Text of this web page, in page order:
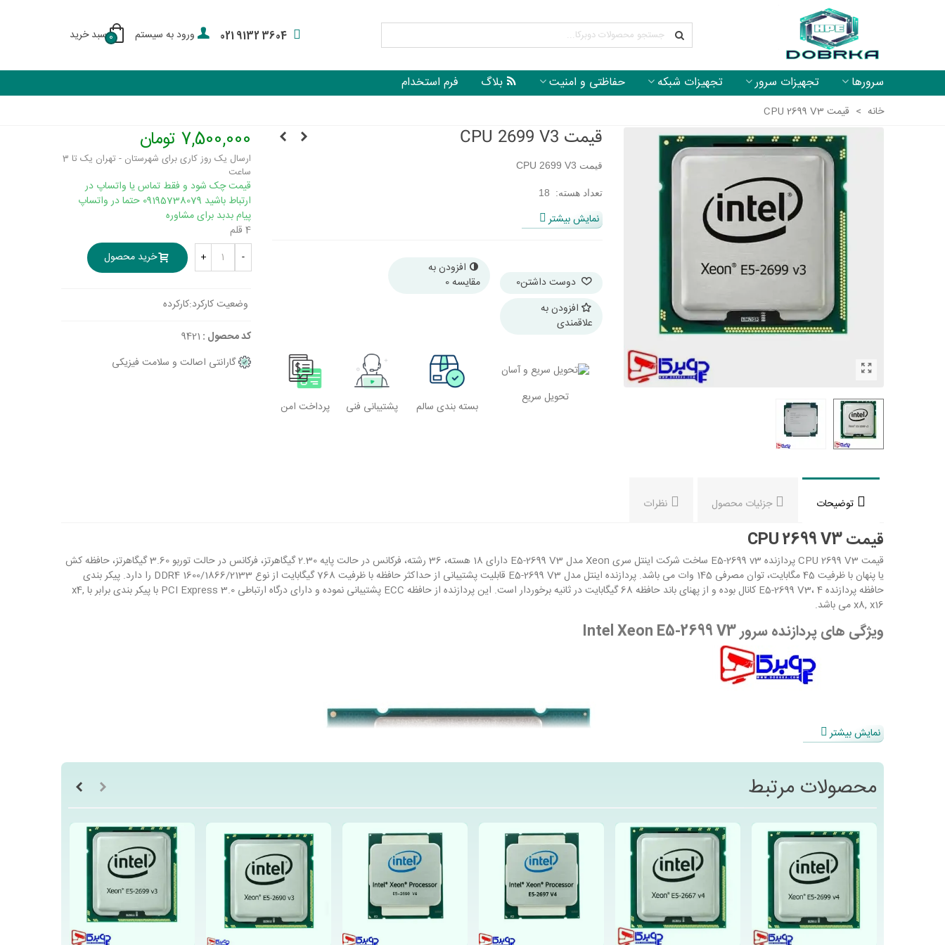
021 9132 3604 ورود به سیستم 0سبد خرید
سرورها تجهیزات سرور تجهیزات شبکه حفاظتی و امنیت بلاگ فرم استخدام
خانه > قیمت CPU 2699 V3
قیمت CPU 2699 V3
قیمت CPU 2699 V3
تعداد هسته: 18
ظرفیت حافظه : 768 گیگابایت
سازگار با سرور : سرور های نسل 9
نمایش بیشتر
دوست داشتن0
افزودن به
مقایسه0
افزودن به
علاقمندی
تحویل سریع
بسته بندی سالم پشتیبانی فنی پرداخت امن
7,500,000 تومان
ارسال یک روز کاری برای شهرستان - تهران یک تا 3
ساعت
قیمت چک شود و فقط تماس یا واتساپ در
ارتباط باشید 09195738079 حتما در واتساپ
پیام بدبد برای مشاوره
4 قلم
-
+ خرید محصول
وضعیت کارکرد:کارکرده
کد محصول : 9421
گارانتی اصالت و سلامت فیزیکی
توضیحات جزئیات محصول نظرات
قیمت CPU 2699 V3
قیمت CPU 2699 V3 پردازنده E5-2699 v3 ساخت شرکت اینتل سری Xeon مدل E5-2699 V3 دارای 18 هسته، 36 رشته، فرکانس در حالت پایه 2.30 گیگاهرتز، فرکانس در حالت توربو 3.60 گیگاهرتز، حافظه کش
یا پنهان با ظرفیت 45 مگابایت، توان مصرفی 145 وات می باشد. پردازنده اینتل مدل E5-2699 V3 قابلیت پشتیبانی از حداکثر حافظه با ظرفیت 768 گیگابایت از نوع DDR4 1600/1866/2133 را دارد. پیکر بندی
حافظه پردازنده E5-2699 V3، 4 کانال بوده و از پهنای باند حافظه 68 گیگابایت در ثانیه برخوردار است. این پردازنده از حافظه ECC پشتیبانی نموده و دارای درگاه ارتباطی PCI Express 3.0 با پیکر بندی برابر با x4,
x8, x16 می باشد.
ویژگی های پردازنده سرور Intel Xeon E5-2699 V3
نمایش بیشتر
محصولات مرتبط